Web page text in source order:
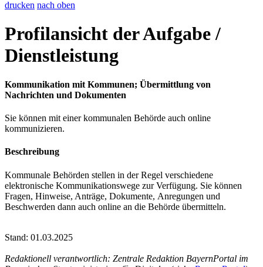
drucken nach oben
Profilansicht der Aufgabe /
Dienstleistung
Kommunikation mit Kommunen; Übermittlung von
Nachrichten und Dokumenten
Sie können mit einer kommunalen Behörde auch online
kommunizieren.
Beschreibung
Kommunale Behörden stellen in der Regel verschiedene
elektronische Kommunikationswege zur Verfügung. Sie können
Fragen, Hinweise, Anträge, Dokumente, Anregungen und
Beschwerden dann auch online an die Behörde übermitteln.
Stand: 01.03.2025
Redaktionell verantwortlich: Zentrale Redaktion BayernPortal im